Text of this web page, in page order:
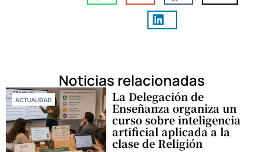
Noticias relacionadas
ACTUALIDAD La Delegación de
Enseñanza organiza un
curso sobre inteligencia
artificial aplicada a la
clase de Religión